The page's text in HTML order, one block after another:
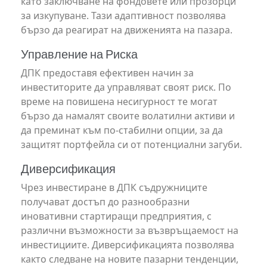
за изкупуване. Тази адаптивност позволява
бързо да реагират на движенията на пазара.
Управление на Риска
ДПК предоставя ефективен начин за
инвеститорите да управляват своят риск. По
време на повишена несигурност те могат
бързо да намалят своите волатилни активи и
да преминат към по-стабилни опции, за да
защитят портфейла си от потенциални загуби.
Диверсификация
Чрез инвестиране в ДПК съдружниците
получават достъп до разнообразни
иновативни стартиращи предприятия, с
различни възможности за възвръщаемост на
инвестициите. Диверсификацията позволява
както следване на новите пазарни тенденции,